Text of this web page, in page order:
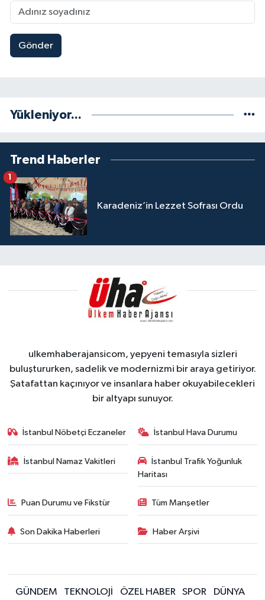
Gönder
Yükleniyor...
Trend Haberler
Karadeniz’in Lezzet Sofrası Ordu
1
ulkemhaberajansicom, yepyeni temasıyla sizleri
buluştururken, sadelik ve modernizmi bir araya getiriyor.
Şatafattan kaçınıyor ve insanlara haber okuyabilecekleri
bir altyapı sunuyor.
İstanbul Nöbetçi Eczaneler İstanbul Hava Durumu
İstanbul Namaz Vakitleri
İstanbul Trafik Yoğunluk
Haritası
Puan Durumu ve Fikstür Tüm Manşetler
Son Dakika Haberleri Haber Arşivi
GÜNDEM TEKNOLOJİ ÖZEL HABER SPOR DÜNYA